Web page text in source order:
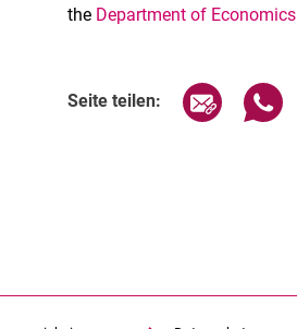
the Department of Economics
Seite teilen: Seite